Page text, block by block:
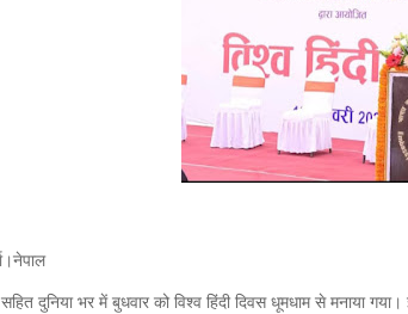
दुनिया भर में बुधवार को विश्‍व हिंदी दिवस धूमधाम से मनाया